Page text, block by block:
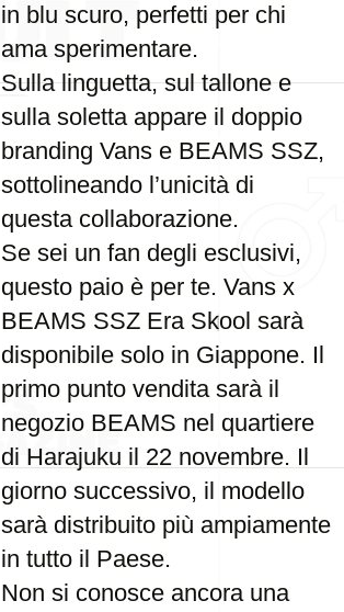
in blu scuro, perfetti per chi
ama sperimentare.
Sulla linguetta, sul tallone e
sulla soletta appare il doppio
branding Vans e BEAMS SSZ,
sottolineando l’unicità di
questa collaborazione.
Se sei un fan degli esclusivi,
questo paio è per te. Vans x
BEAMS SSZ Era Skool sarà
disponibile solo in Giappone. Il
primo punto vendita sarà il
negozio BEAMS nel quartiere
di Harajuku il 22 novembre. Il
giorno successivo, il modello
sarà distribuito più ampiamente
in tutto il Paese.
Non si conosce ancora una